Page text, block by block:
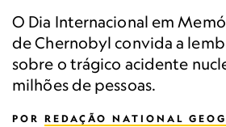
O Dia Internacional em
de Chernobyl convida a
sobre o trágico acidente
milhões de pessoas.
POR REDAÇÃO NATIONAL